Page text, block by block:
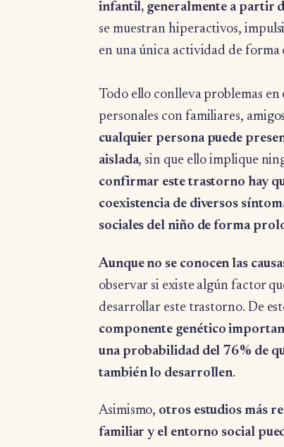
infantil, generalmente a partir
se muestran hiperactivos,
en una única actividad de forma
Todo ello conlleva problemas en
personales con familiares,
cualquier persona puede
aislada, sin que ello implique
confirmar este trastorno hay
coexistencia de diversos
sociales del niño de forma
Aunque no se conocen las
observar si existe algún factor
desarrollar este trastorno. De
componente genético
una probabilidad del 76% de
también lo desarrollen.
Asimismo, otros estudios más
familiar y el entorno social